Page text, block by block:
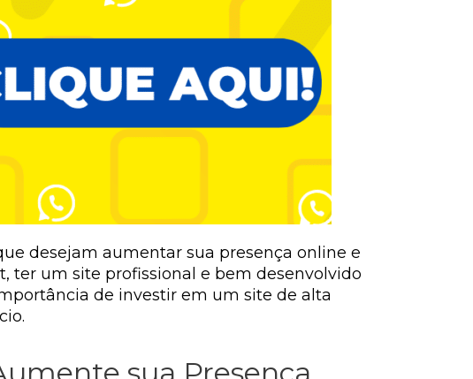
desejam aumentar sua presença online e
ter um site profissional e bem desenvolvido
de investir em um site de alta